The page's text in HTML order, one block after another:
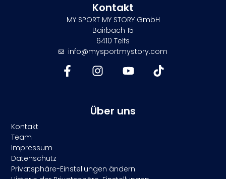
Kontakt
MY SPORT MY STORY GmbH
Bairbach 15
6410 Telfs
info@mysportmystory.com
Über uns
Kontakt
Team
Impressum
Datenschutz
Privatsphäre-Einstellungen ändern